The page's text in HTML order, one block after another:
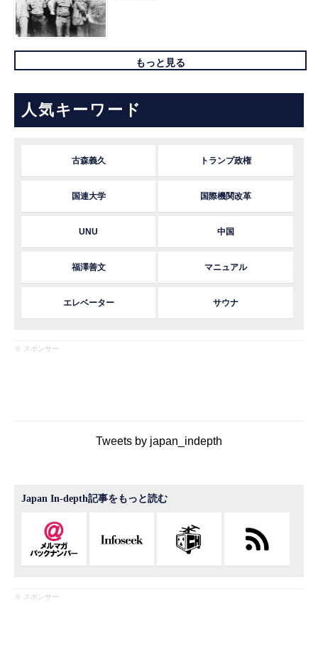
もっと見る
人気キーワード
古森義久 トランプ政権
国連大学 国際機関改革
UNU 中国
福澤善文 マニュアル
エレベーター サウナ
※ スポンサー
Tweets by japan_indepth
Japan In-depth記事をもっと読む
※ スポンサー